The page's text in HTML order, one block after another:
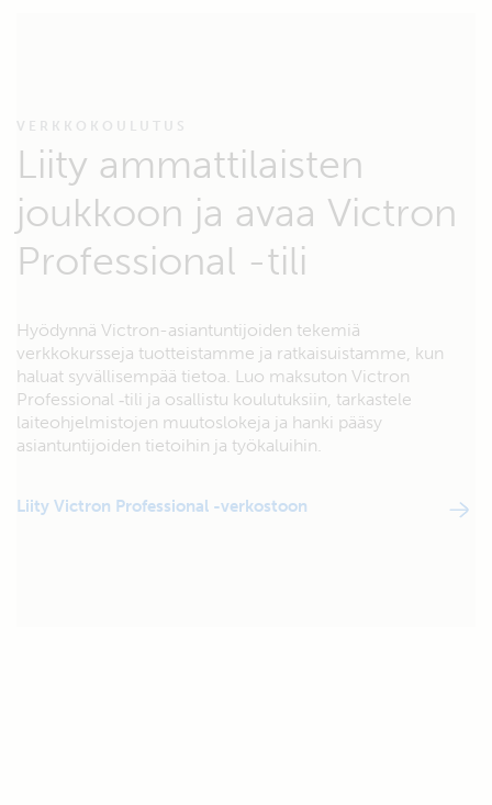
VERKKOKOULUTUS
Liity ammattilaisten
joukkoon ja avaa Victron
Professional -tili
Hyödynnä Victron-asiantuntijoiden tekemiä
verkkokursseja tuotteistamme ja ratkaisuistamme, kun
haluat syvällisempää tietoa. Luo maksuton Victron
Professional ‑tili ja osallistu koulutuksiin, tarkastele
laiteohjelmistojen muutoslokeja ja hanki pääsy
asiantuntijoiden tietoihin ja työkaluihin.
Liity Victron Professional -verkostoon